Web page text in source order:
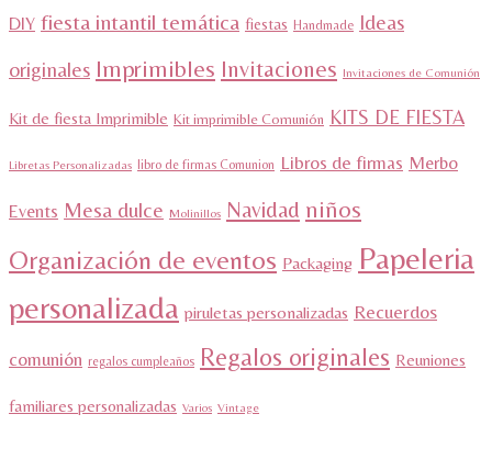
DIY fiesta intantil temática fiestas Handmade Ideas
originales Imprimibles Invitaciones Invitaciones de Comunión
Kit de fiesta Imprimible Kit imprimible Comunión KITS DE FIESTA
Libretas Personalizadas libro de firmas Comunion Libros de firmas Merbo
Events Mesa dulce Molinillos Navidad niños
Organización de eventos Packaging Papeleria
personalizada piruletas personalizadas Recuerdos
comunión regalos cumpleaños Regalos originales Reuniones
familiares personalizadas Varios Vintage